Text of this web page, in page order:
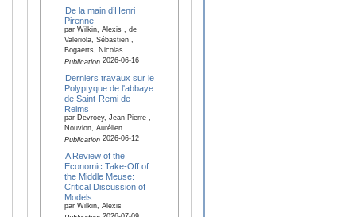
De la main d’Henri
Pirenne
par Wilkin, Alexis , de
Valeriola, Sébastien ,
Bogaerts, Nicolas
Publication2026-06-16
Derniers travaux sur le
Polyptyque de l'abbaye
de Saint-Remi de
Reims
par Devroey, Jean-Pierre ,
Nouvion, Aurélien
Publication2026-06-12
A Review of the
Economic Take-Off of
the Middle Meuse:
Critical Discussion of
Models
par Wilkin, Alexis